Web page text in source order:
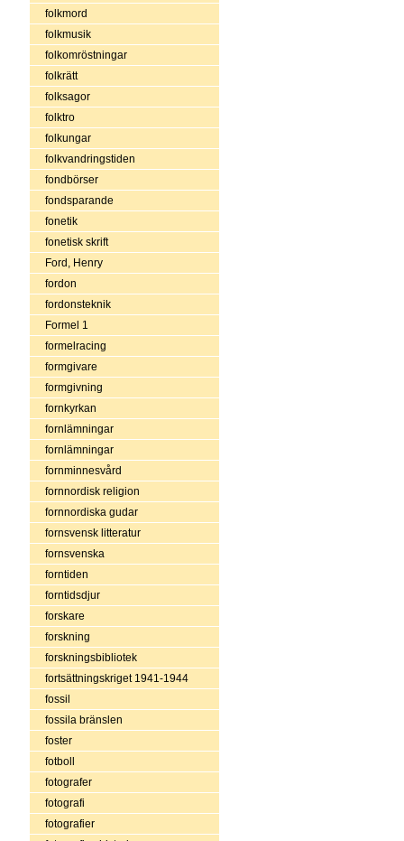
folkmord
folkmusik
folkomröstningar
folkrätt
folksagor
folktro
folkungar
folkvandringstiden
fondbörser
fondsparande
fonetik
fonetisk skrift
Ford, Henry
fordon
fordonsteknik
Formel 1
formelracing
formgivare
formgivning
fornkyrkan
fornlämningar
fornlämningar
fornminnesvård
fornnordisk religion
fornnordiska gudar
fornsvensk litteratur
fornsvenska
forntiden
forntidsdjur
forskare
forskning
forskningsbibliotek
fortsättningskriget 1941-1944
fossil
fossila bränslen
foster
fotboll
fotografer
fotografi
fotografier